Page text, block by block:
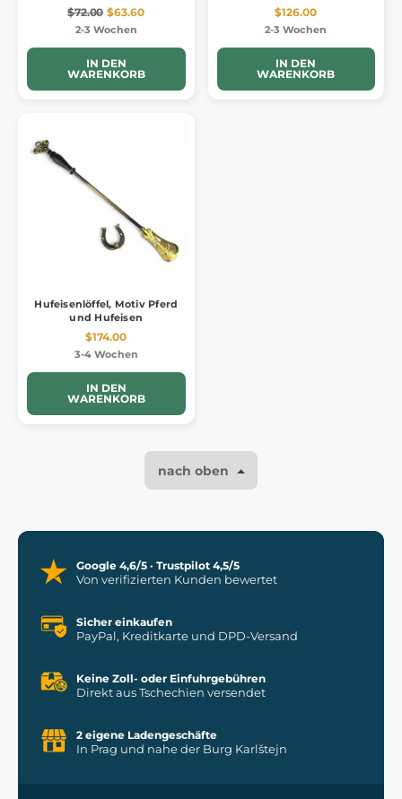
$72.00 $63.60
2-3 Wochen
IN DEN
WARENKORB
$126.00
2-3 Wochen
IN DEN
WARENKORB
Hufeisenlöffel, Motiv Pferd
und Hufeisen
$174.00
3-4 Wochen
IN DEN
WARENKORB
nach oben
Google 4,6/5 · Trustpilot 4,5/5
Von verifizierten Kunden bewertet
Sicher einkaufen
PayPal, Kreditkarte und DPD-Versand
Keine Zoll- oder Einfuhrgebühren
Direkt aus Tschechien versendet
2 eigene Ladengeschäfte
In Prag und nahe der Burg Karlštejn